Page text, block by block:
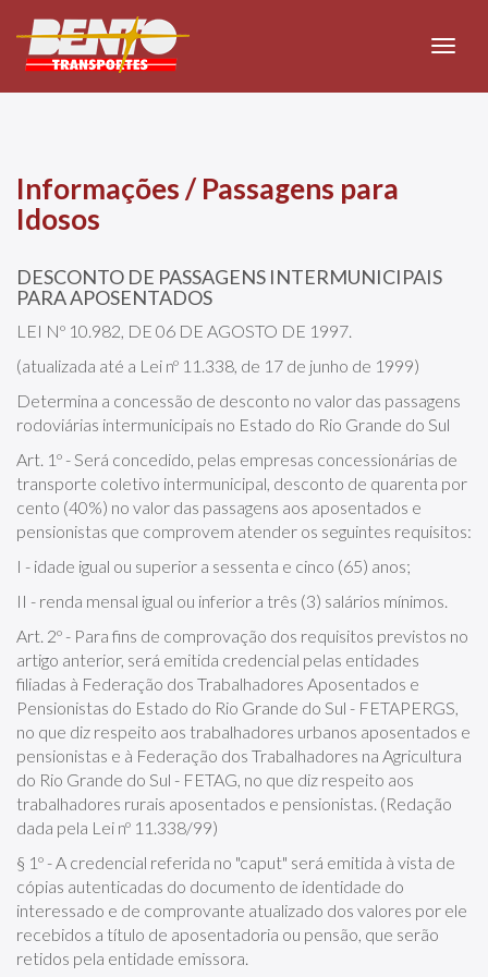
Toggle
Informações / Passagens para
Idosos
DESCONTO DE PASSAGENS INTERMUNICIPAIS
PARA APOSENTADOS
LEI Nº 10.982, DE 06 DE AGOSTO DE 1997.
(atualizada até a Lei nº 11.338, de 17 de junho de 1999)
Determina a concessão de desconto no valor das passagens
rodoviárias intermunicipais no Estado do Rio Grande do Sul
Art. 1º - Será concedido, pelas empresas concessionárias de
transporte coletivo intermunicipal, desconto de quarenta por
cento (40%) no valor das passagens aos aposentados e
pensionistas que comprovem atender os seguintes requisitos:
I - idade igual ou superior a sessenta e cinco (65) anos;
II - renda mensal igual ou inferior a três (3) salários mínimos.
Art. 2º - Para fins de comprovação dos requisitos previstos no
artigo anterior, será emitida credencial pelas entidades
filiadas à Federação dos Trabalhadores Aposentados e
Pensionistas do Estado do Rio Grande do Sul - FETAPERGS,
no que diz respeito aos trabalhadores urbanos aposentados e
pensionistas e à Federação dos Trabalhadores na Agricultura
do Rio Grande do Sul - FETAG, no que diz respeito aos
trabalhadores rurais aposentados e pensionistas. (Redação
dada pela Lei nº 11.338/99)
§ 1º - A credencial referida no "caput" será emitida à vista de
cópias autenticadas do documento de identidade do
interessado e de comprovante atualizado dos valores por ele
recebidos a título de aposentadoria ou pensão, que serão
retidos pela entidade emissora.